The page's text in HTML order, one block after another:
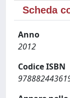
Scheda
Anno
2012
Codice ISBN